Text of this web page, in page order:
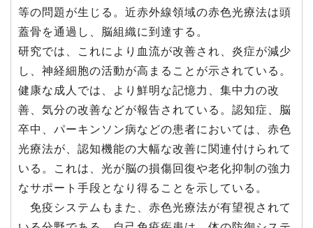
等の問題が生じる。近赤外線領域の赤色光療法は頭
蓋骨を通過し、脳組織に到達する。
研究では、これにより血流が改善され、炎症が減少
し、神経細胞の活動が高まることが示されている。
健康な成人では、より鮮明な記憶力、集中力の改
善、気分の改善などが報告されている。認知症、脳
卒中、パーキンソン病などの患者においては、赤色
光療法が、認知機能の大幅な改善に関連付けられて
いる。これは、光が脳の損傷回復や老化抑制の強力
なサポート手段となり得ることを示している。
免疫システムもまた、赤色光療法が有望視されて